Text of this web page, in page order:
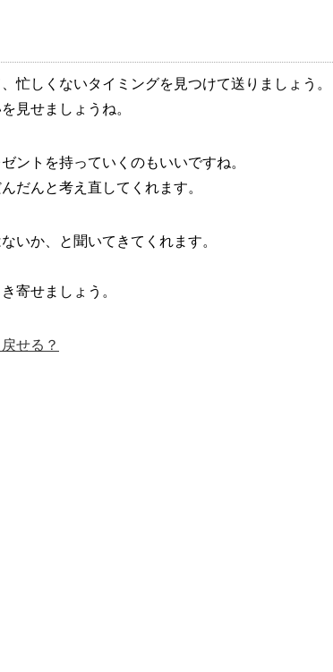
忙しくないタイミングを見つけて送りましょう。
見せましょうね。
ントを持っていくのもいいですね。
だんと考え直してくれます。
いか、と聞いてきてくれます。
寄せましょう。
せる？